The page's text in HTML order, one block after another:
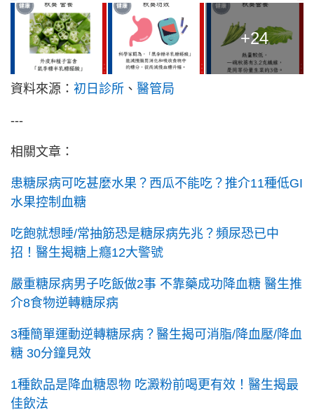
+24
資料來源： 初日診所 、 醫管局
---
相關文章：
患糖尿病可吃甚麼水果？西瓜不能吃？推介11種低GI
水果控制血糖
吃飽就想睡/常抽筋恐是糖尿病先兆？頻尿恐已中
招！醫生揭糖上癮12大警號
嚴重糖尿病男子吃飯做2事 不靠藥成功降血糖 醫生推
介8食物逆轉糖尿病
3種簡單運動逆轉糖尿病？醫生揭可消脂/降血壓/降血
糖 30分鐘見效
1種飲品是降血糖恩物 吃澱粉前喝更有效！醫生揭最
佳飲法